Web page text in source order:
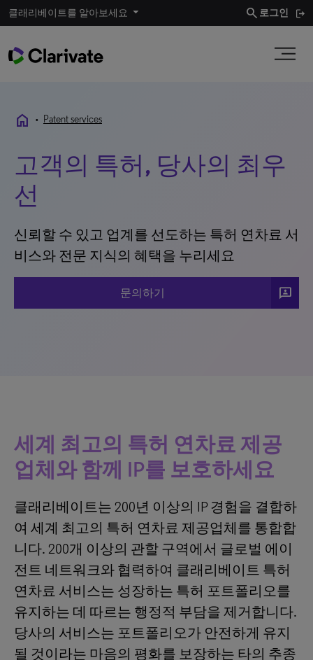
클래리베이트를 알아보세요 search 로그인
home • Patent services
고객의 특허, 당사의 최우
선
신뢰할 수 있고 업계를 선도하는 특허 연차료 서
비스와 전문 지식의 혜택을 누리세요
문의하기 3p
세계 최고의 특허 연차료 제공
업체와 함께 IP를 보호하세요
클래리베이트는 200년 이상의 IP 경험을 결합하
여 세계 최고의 특허 연차료 제공업체를 통합합
니다. 200개 이상의 관할 구역에서 글로벌 에이
전트 네트워크와 협력하여 클래리베이트 특허
연차료 서비스는 성장하는 특허 포트폴리오를
유지하는 데 따르는 행정적 부담을 제거합니다.
당사의 서비스는 포트폴리오가 안전하게 유지
될 것이라는 마음의 평화를 보장하는 타의 추종